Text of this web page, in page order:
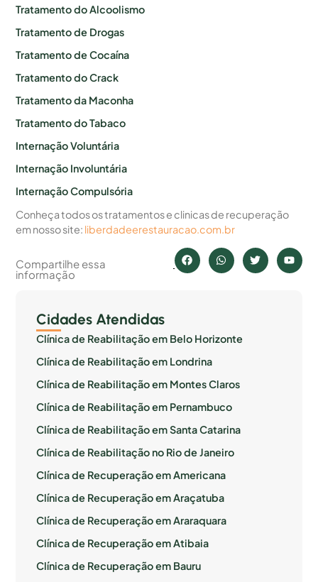
Tratamento do Alcoolismo
Tratamento de Drogas
Tratamento de Cocaína
Tratamento do Crack
Tratamento da Maconha
Tratamento do Tabaco
Internação Voluntária
Internação Involuntária
Internação Compulsória
Conheça todos os tratamentos e clinicas de recuperação
em nosso site: liberdadeerestauracao.com.br
Compartilhe essa
informação
Cidades Atendidas
Clínica de Reabilitação em Belo Horizonte
Clínica de Reabilitação em Londrina
Clínica de Reabilitação em Montes Claros
Clínica de Reabilitação em Pernambuco
Clínica de Reabilitação em Santa Catarina
Clínica de Reabilitação no Rio de Janeiro
Clínica de Recuperação em Americana
Clínica de Recuperação em Araçatuba
Clínica de Recuperação em Araraquara
Clínica de Recuperação em Atibaia
Clínica de Recuperação em Bauru